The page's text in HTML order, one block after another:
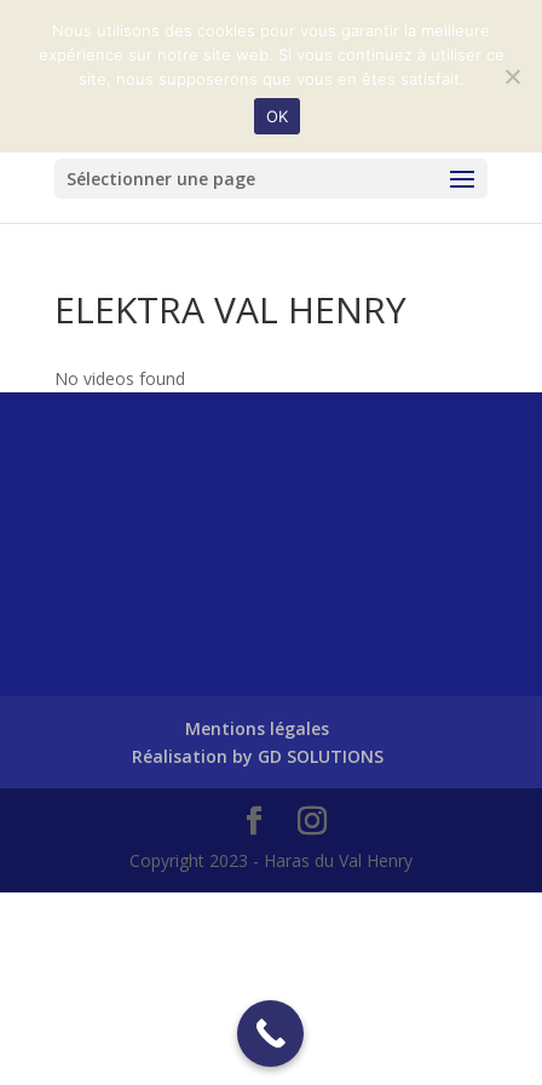
Sélectionner une page
ELEKTRA VAL HENRY
No videos found
Mentions légales
Réalisation by GD SOLUTIONS
Copyright 2023 - Haras du Val Henry
Nous utilisons des cookies pour vous garantir la meilleure
expérience sur notre site web. Si vous continuez à utiliser ce
site, nous supposerons que vous en êtes satisfait.
OK